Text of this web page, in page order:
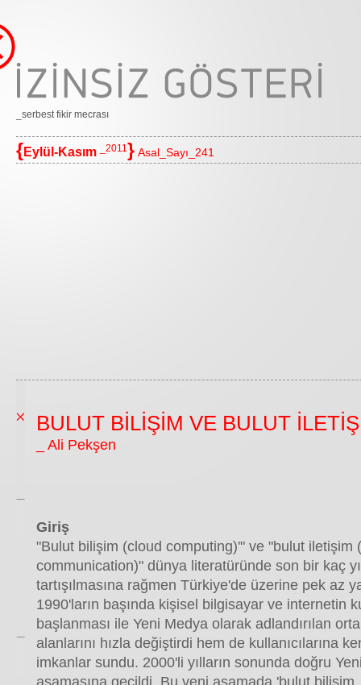
_serbest fikir mecrası
{Eylül-Kasım _2011} Asal_Sayı_241
BULUT BİLİŞİM VE BULUT
_ Ali Pekşen
Giriş
"Bulut bilişim (cloud computing)'" ve "bulut iletişim
communication)" dünya literatüründe son bir kaç
tartışılmasına rağmen Türkiye'de üzerine pek az
1990'ların başında kişisel bilgisayar ve internetin
başlanması ile Yeni Medya olarak adlandırılan
alanlarını hızla değiştirdi hem de kullanıcılarına
imkanlar sundu. 2000'li yılların sonunda doğru
aşamasına geçildi. Bu yeni aşamada 'bulut